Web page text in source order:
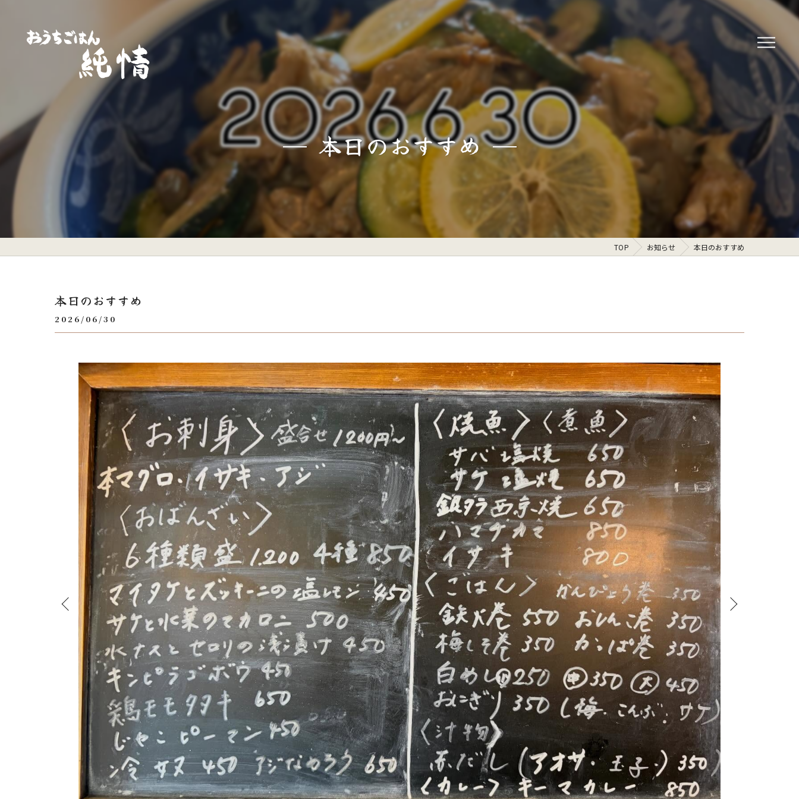
本日のおすすめ
TOP お知らせ 本日のおすすめ
本日のおすすめ
2026/06/30